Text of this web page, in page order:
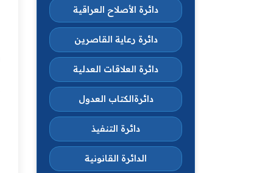
دائرة الأصلاح العراقية
دائرة رعاية القاصرين
دائرة العلاقات العدلية
دائرةالكتاب العدول
دائرة التنفيذ
الدائرة القانونية